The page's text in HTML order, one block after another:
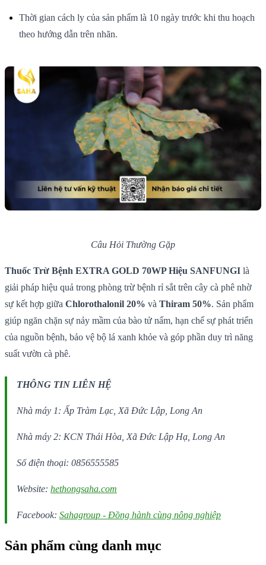
Thời gian cách ly của sản phẩm là 10 ngày trước khi thu hoạch
theo hướng dẫn trên nhãn.
Câu Hỏi Thường Gặp
Thuốc Trừ Bệnh EXTRA GOLD 70WP Hiệu SANFUNGI là
giải pháp hiệu quả trong phòng trừ bệnh rỉ sắt trên cây cà phê nhờ
sự kết hợp giữa Chlorothalonil 20% và Thiram 50%. Sản phẩm
giúp ngăn chặn sự nảy mầm của bào tử nấm, hạn chế sự phát triển
của nguồn bệnh, bảo vệ bộ lá xanh khỏe và góp phần duy trì năng
suất vườn cà phê.
THÔNG TIN LIÊN HỆ
Nhà máy 1: Ấp Tràm Lạc, Xã Đức Lập, Long An
Nhà máy 2: KCN Thái Hòa, Xã Đức Lập Hạ, Long An
Số điện thoại: 0856555585
Website: hethongsaha.com
Facebook: Sahagroup - Đồng hành cùng nông nghiệp
Sản phẩm cùng danh mục